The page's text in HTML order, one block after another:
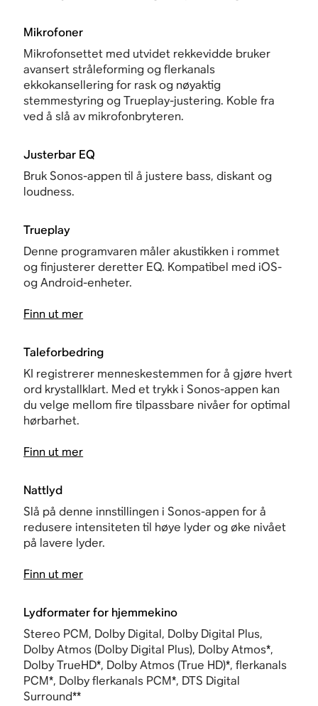
Mikrofoner
Mikrofonsettet med utvidet rekkevidde bruker
avansert stråleforming og flerkanals
ekkokansellering for rask og nøyaktig
stemmestyring og Trueplay-justering. Koble fra
ved å slå av mikrofonbryteren.
Justerbar EQ
Bruk Sonos-appen til å justere bass, diskant og
loudness.
Trueplay
Denne programvaren måler akustikken i rommet
og finjusterer deretter EQ. Kompatibel med iOS-
og Android-enheter.
Finn ut mer
Taleforbedring
KI registrerer menneskestemmen for å gjøre hvert
ord krystallklart. Med et trykk i Sonos-appen kan
du velge mellom fire tilpassbare nivåer for optimal
hørbarhet.
Finn ut mer
Nattlyd
Slå på denne innstillingen i Sonos-appen for å
redusere intensiteten til høye lyder og øke nivået
på lavere lyder.
Finn ut mer
Lydformater for hjemmekino
Stereo PCM, Dolby Digital, Dolby Digital Plus,
Dolby Atmos (Dolby Digital Plus), Dolby Atmos*,
Dolby TrueHD*, Dolby Atmos (True HD)*, flerkanals
PCM*, Dolby flerkanals PCM*, DTS Digital
Surround**